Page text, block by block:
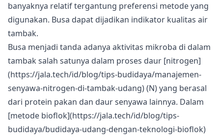
banyaknya relatif tergantung preferensi metode yang
digunakan. Busa dapat dijadikan indikator kualitas air
tambak.
Busa menjadi tanda adanya aktivitas mikroba di dalam
tambak salah satunya dalam proses daur [nitrogen]
(https://jala.tech/id/blog/tips-budidaya/manajemen-
senyawa-nitrogen-di-tambak-udang) (N) yang berasal
dari protein pakan dan daur senyawa lainnya. Dalam
[metode bioflok](https://jala.tech/id/blog/tips-
budidaya/budidaya-udang-dengan-teknologi-bioflok)